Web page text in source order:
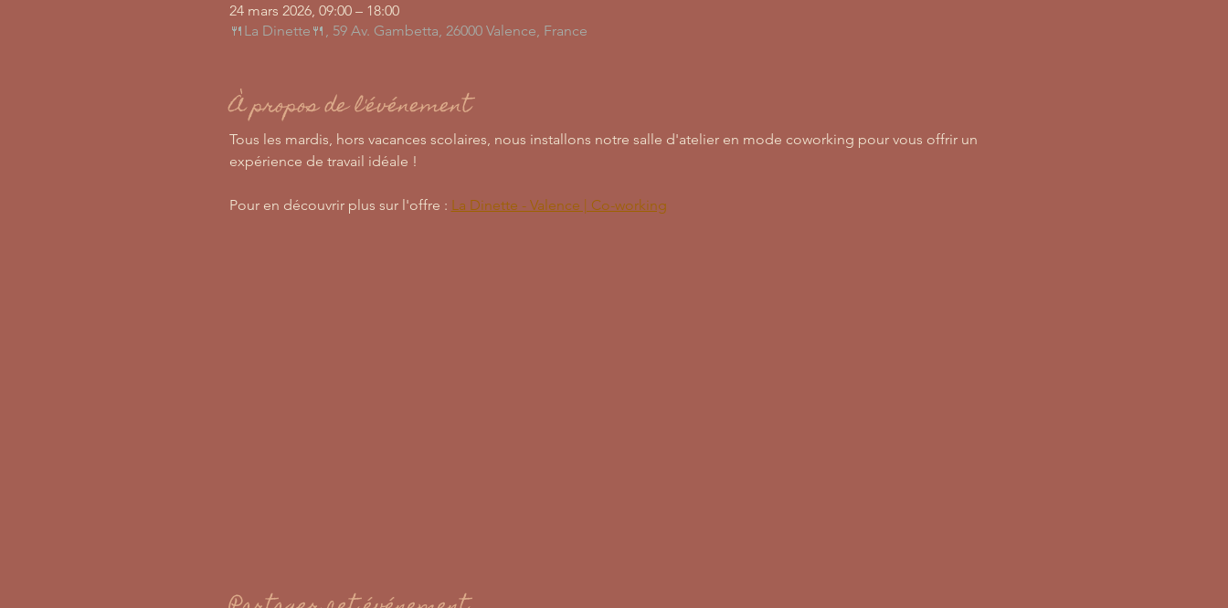
24 mars 2026, 09:00 – 18:00
🍴La Dinette🍴, 59 Av. Gambetta, 26000 Valence, France
À propos de l'événement
Tous les mardis, hors vacances scolaires, nous installons notre salle d'atelier en mode coworking pour vous offrir un
expérience de travail idéale !
Pour en découvrir plus sur l'offre : La Dinette - Valence | Co-working